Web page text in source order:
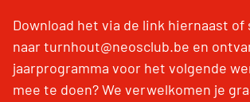
Download het via de link hiernaast of
naar turnhout@neosclub.be en
jaarprogramma voor het volgende
mee te doen? We verwelkomen je